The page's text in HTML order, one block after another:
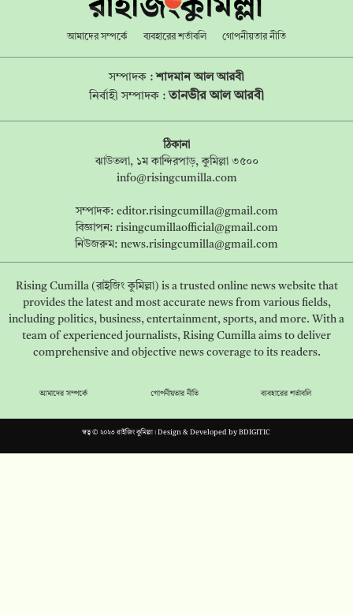
আমাদের সম্পর্কে ব্যবহারের শর্তাবলি গোপনীয়তার নীতি
সম্পাদক :শাদমান আল আরবী
নির্বাহী সম্পাদক : তানভীর আল আরবী
ঠিকানা
ঝাউতলা, ১ম কান্দিরপাড়, কুমিল্লা ৩৫০০
info@risingcumilla.com
সম্পাদক: editor.risingcumilla@gmail.com
বিজ্ঞাপন: risingcumillaofficial@gmail.com
নিউজরুম: news.risingcumilla@gmail.com
Rising Cumilla (রাইজিং কুমিল্লা) is a trusted online news website that
provides the latest and most accurate news from various fields,
including politics, business, entertainment, sports, and more. With a
team of experienced journalists, Rising Cumilla aims to deliver
comprehensive and objective news coverage to its readers.
আমাদের সম্পর্কে গোপনীয়তার নীতি ব্যবহারের শর্তাবলি
স্বত্ব © ২০২৩ রাইজিং কুমিল্লা। Design & Developed byBDIGITIC